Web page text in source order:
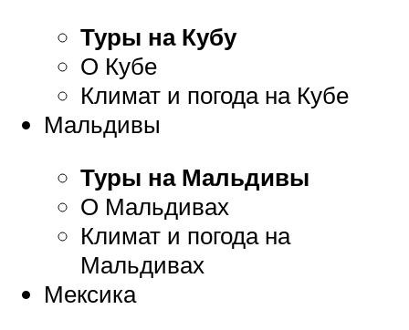
Туры на Кубу
О Кубе
Климат и погода на Кубе
Мальдивы
Туры на Мальдивы
О Мальдивах
Климат и погода на
Мальдивах
Мексика